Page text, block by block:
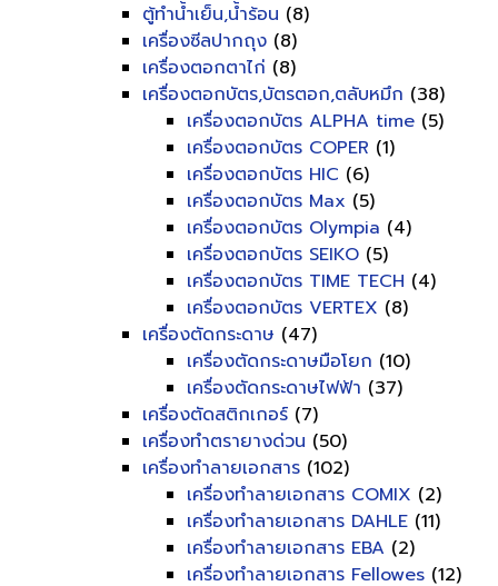
ตู้ทำน้ำเย็น,น้ำร้อน (8)
เครื่องซีลปากถุง (8)
เครื่องตอกตาไก่ (8)
เครื่องตอกบัตร,บัตรตอก,ตลับหมึก (38)
เครื่องตอกบัตร ALPHA time (5)
เครื่องตอกบัตร COPER (1)
เครื่องตอกบัตร HIC (6)
เครื่องตอกบัตร Max (5)
เครื่องตอกบัตร Olympia (4)
เครื่องตอกบัตร SEIKO (5)
เครื่องตอกบัตร TIME TECH (4)
เครื่องตอกบัตร VERTEX (8)
เครื่องตัดกระดาษ (47)
เครื่องตัดกระดาษมือโยก (10)
เครื่องตัดกระดาษไฟฟ้า (37)
เครื่องตัดสติกเกอร์ (7)
เครื่องทำตรายางด่วน (50)
เครื่องทำลายเอกสาร (102)
เครื่องทำลายเอกสาร COMIX (2)
เครื่องทำลายเอกสาร DAHLE (11)
เครื่องทำลายเอกสาร EBA (2)
เครื่องทำลายเอกสาร Fellowes (12)